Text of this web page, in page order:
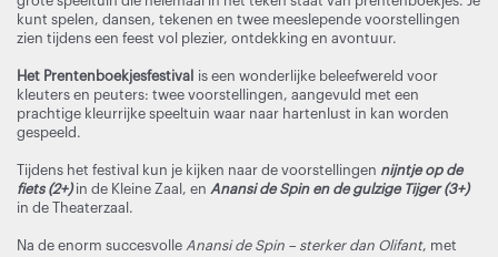
kunt spelen, dansen, tekenen en twee meeslepende voorstellingen
zien tijdens een feest vol plezier, ontdekking en avontuur.
Het Prentenboekjesfestival
is een wonderlijke beleefwereld voor
kleuters en peuters: twee voorstellingen, aangevuld met een
prachtige kleurrijke speeltuin waar naar hartenlust in kan worden
gespeeld.
Tijdens het festival kun je kijken naar de voorstellingen nijntje op de
fiets (2+)in de Kleine Zaal, en Anansi de Spin en de gulzige Tijger (3+)
in de Theaterzaal.
Na de enorm succesvolle Anansi de Spin – sterker dan Olifant, met